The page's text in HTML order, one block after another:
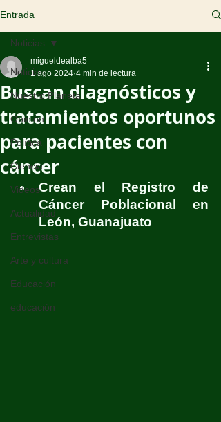
Entrada
Noticias
Nuestro Planeta
Opinión
Política
Ciencia
Videos
Actualidad
Entrevistas
Arte y cultura
Educación
educación
Noticias
Buscan diagnósticos y
tratamientos oportunos
para pacientes con
cáncer
migueldealba5
1 ago 2024 4 min de lectura
Crean el Registro de
Cáncer Poblacional en
León, Guanajuato